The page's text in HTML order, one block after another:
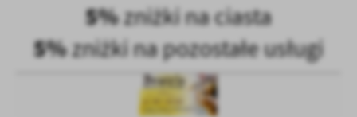
5%zniżki na ciasta
5%zniżki na pozostałe usługi